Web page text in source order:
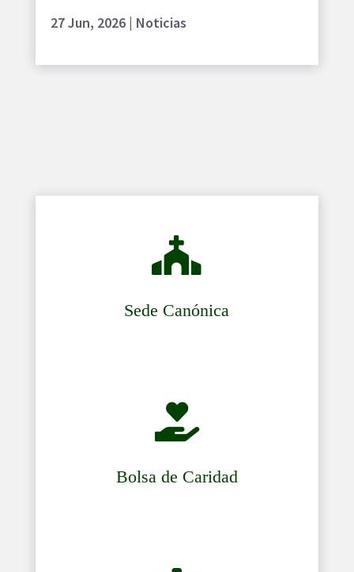
27 Jun, 2026| Noticias

Sede Canónica

Bolsa de Caridad